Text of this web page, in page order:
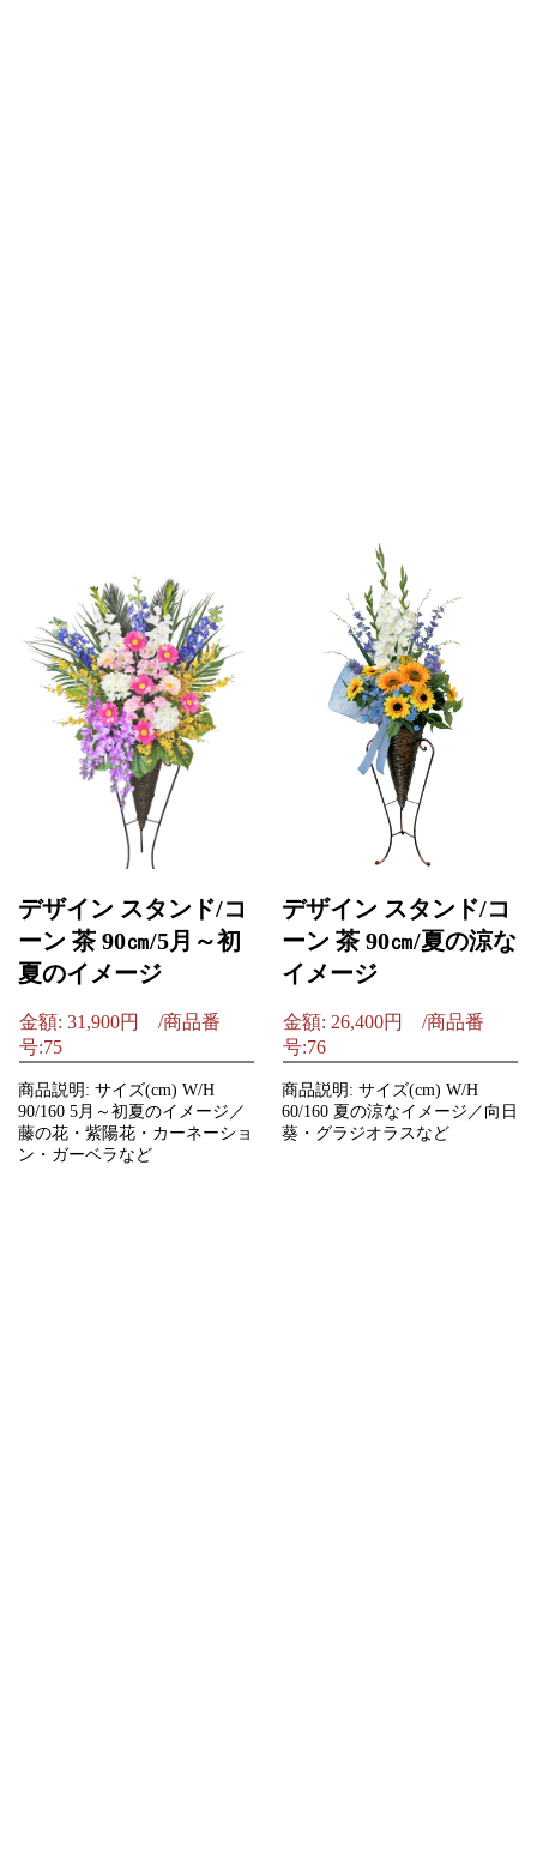
デザイン スタンド/コ
ーン 茶 90㎝/5月～初
夏のイメージ
金額: 31,900円 /商品番
号:75
商品説明: サイズ(cm) W/H
90/160 5月～初夏のイメージ／
藤の花・紫陽花・カーネーショ
ン・ガーベラなど
デザイン スタンド/コ
ーン 茶 90㎝/夏の涼な
イメージ
金額: 26,400円 /商品番
号:76
商品説明: サイズ(cm) W/H
60/160 夏の涼なイメージ／向日
葵・グラジオラスなど